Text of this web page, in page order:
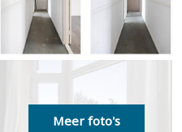
Meer foto's